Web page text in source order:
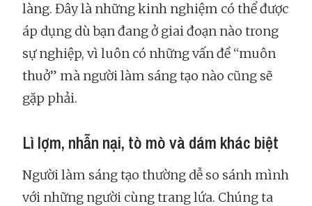
làng. Đây là những kinh nghiệm có thể được
áp dụng dù bạn đang ở giai đoạn nào trong
sự nghiệp, vì luôn có những vấn đề “muôn
thuở” mà người làm sáng tạo nào cũng sẽ
gặp phải.
Lì lợm, nhẫn nại, tò mò và dám khác biệt
Người làm sáng tạo thường dễ so sánh mình
với những người cùng trang lứa. Chúng ta